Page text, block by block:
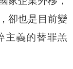
卻也是目前變
主義的替罪羔